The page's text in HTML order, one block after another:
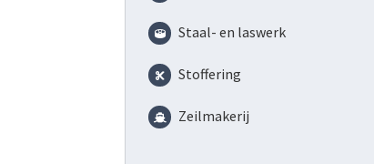
Staal- en laswerk
Stoffering
Zeilmakerij